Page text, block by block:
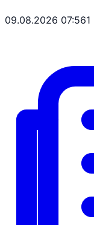
09.08.2026 07:56